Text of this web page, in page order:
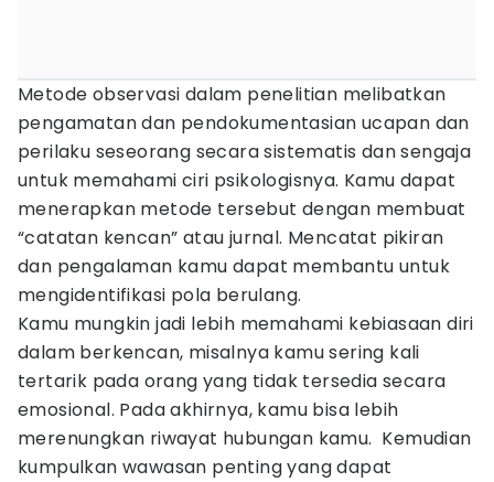
Metode observasi dalam penelitian melibatkan
pengamatan dan pendokumentasian ucapan dan
perilaku seseorang secara sistematis dan sengaja
untuk memahami ciri psikologisnya. Kamu dapat
menerapkan metode tersebut dengan membuat
“catatan kencan” atau jurnal. Mencatat pikiran
dan pengalaman kamu dapat membantu untuk
mengidentifikasi pola berulang.
Kamu mungkin jadi lebih memahami kebiasaan diri
dalam berkencan, misalnya kamu sering kali
tertarik pada orang yang tidak tersedia secara
emosional. Pada akhirnya, kamu bisa lebih
merenungkan riwayat hubungan kamu. Kemudian
kumpulkan wawasan penting yang dapat